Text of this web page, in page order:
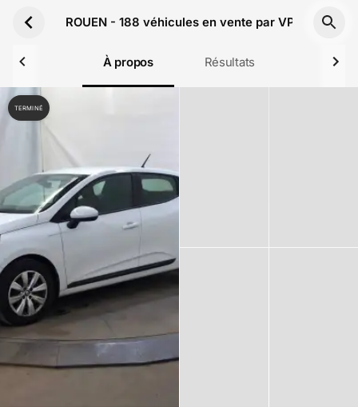
ROUEN - 188 véhicules en vente par VPauto le 7
À propos Résultats
TERMINÉ